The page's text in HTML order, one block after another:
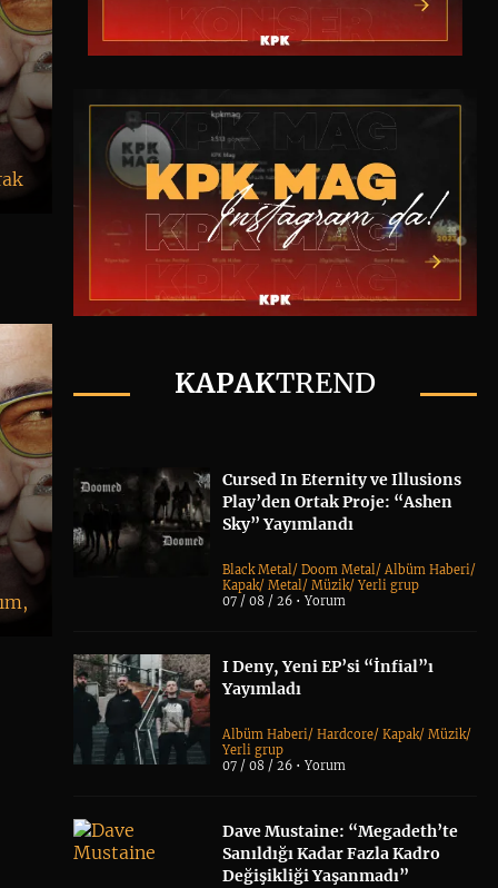
KAPAKTREND
Cursed In Eternity ve Illusions
Play’den Ortak Proje: “Ashen
Sky” Yayımlandı
Black Metal/Doom Metal/Albüm Haberi/
Kapak/Metal/Müzik/Yerli grup
07 / 08 / 26 •Yorum
I Deny, Yeni EP’si “İnfial”ı
Yayımladı
Albüm Haberi/Hardcore/Kapak/Müzik/
Yerli grup
07 / 08 / 26 •Yorum
Dave Mustaine: “Megadeth’te
Sanıldığı Kadar Fazla Kadro
Değişikliği Yaşanmadı”